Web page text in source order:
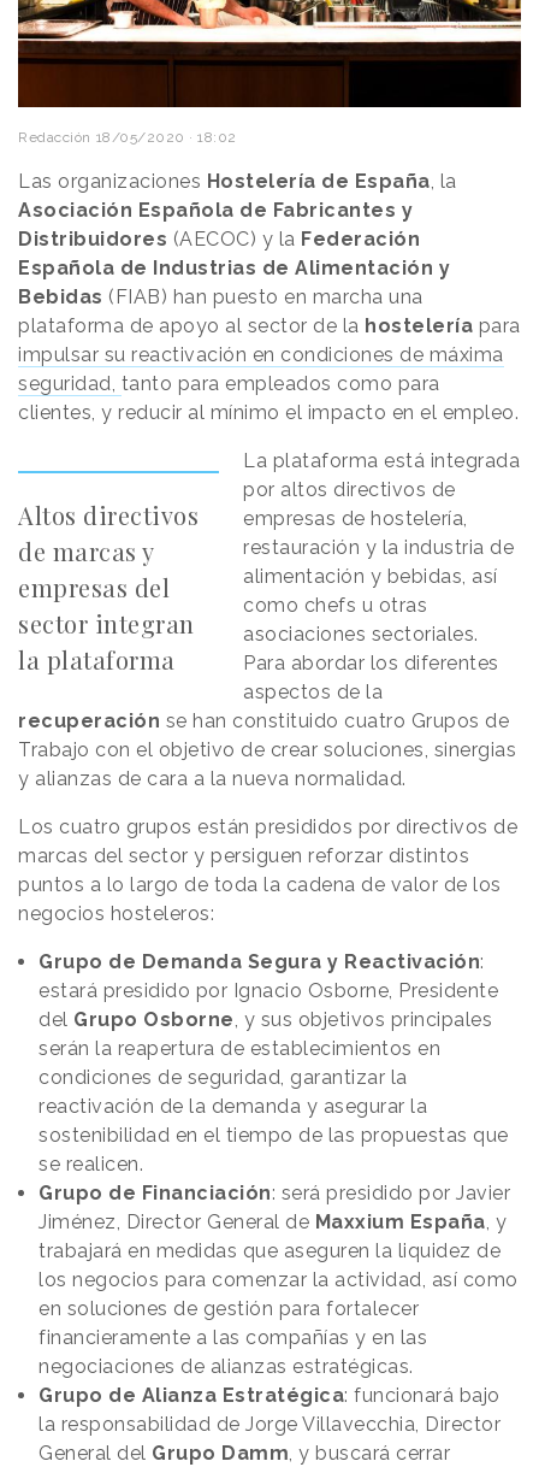
Redacción 18/05/2020 · 18:02
Las organizaciones Hostelería de España, la
Asociación Española de Fabricantes y
Distribuidores (AECOC) y la Federación
Española de Industrias de Alimentación y
Bebidas (FIAB) han puesto en marcha una
plataforma de apoyo al sector de la hostelería para
impulsar su reactivación en condiciones de máxima
seguridad, tanto para empleados como para
clientes, y reducir al mínimo el impacto en el empleo.
Altos directivos
de marcas y
empresas del
sector integran
la plataforma
La plataforma está integrada
por altos directivos de
empresas de hostelería,
restauración y la industria de
alimentación y bebidas, así
como chefs u otras
asociaciones sectoriales.
Para abordar los diferentes
aspectos de la
recuperación se han constituido cuatro Grupos de
Trabajo con el objetivo de crear soluciones, sinergias
y alianzas de cara a la nueva normalidad.
Los cuatro grupos están presididos por directivos de
marcas del sector y persiguen reforzar distintos
puntos a lo largo de toda la cadena de valor de los
negocios hosteleros:
Grupo de Demanda Segura y Reactivación:
estará presidido por Ignacio Osborne, Presidente
del Grupo Osborne, y sus objetivos principales
serán la reapertura de establecimientos en
condiciones de seguridad, garantizar la
reactivación de la demanda y asegurar la
sostenibilidad en el tiempo de las propuestas que
se realicen.
Grupo de Financiación: será presidido por Javier
Jiménez, Director General de Maxxium España, y
trabajará en medidas que aseguren la liquidez de
los negocios para comenzar la actividad, así como
en soluciones de gestión para fortalecer
financieramente a las compañías y en las
negociaciones de alianzas estratégicas.
Grupo de Alianza Estratégica: funcionará bajo
la responsabilidad de Jorge Villavecchia, Director
General del Grupo Damm, y buscará cerrar